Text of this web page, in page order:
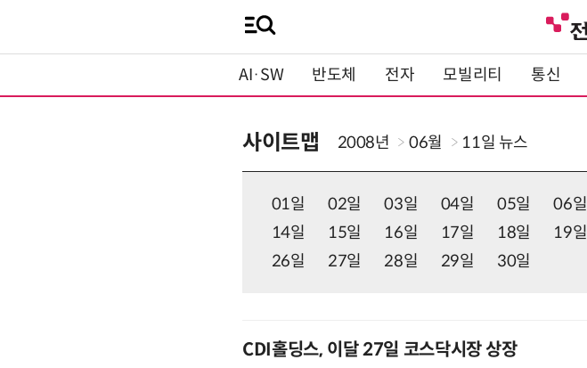
AI·SW 반도체 전자 모빌리티 통신
사이트맵 2008년 06월 11일 뉴스
01일 02일 03일 04일 05일 06일
14일
15일 16일 17일 18일 19일
26일
27일 28일 29일 30일
CDI홀딩스, 이달 27일 코스닥시장 상장